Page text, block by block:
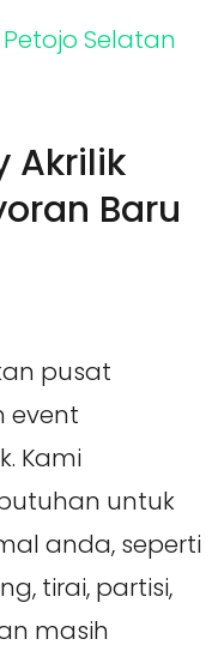
Akrilik
Baru
pusat
event
Kami
untuk
anda, seperti
tirai, partisi,
masih